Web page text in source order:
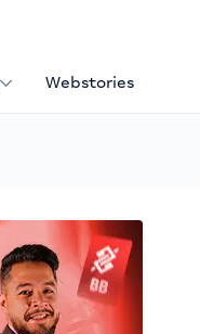
Webstories